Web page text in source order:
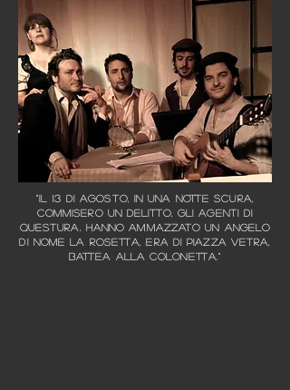
"Il 13 di agosto, in una notte scura,
commisero un delitto, gli agenti di
questura. Hanno ammazzato un angelo
di nome la Rosetta, era di piazza Vetra,
battea alla Colonetta."